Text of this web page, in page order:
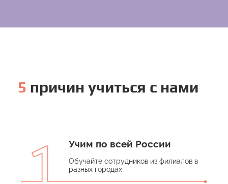
5 причин учиться с нами
Учим по всей России
Обучайте сотрудников из филиалов в
разных городах